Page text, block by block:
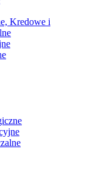
Kredowe i